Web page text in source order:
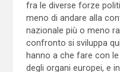
fra le diverse forze
meno di andare alla
nazionale più o meno
confronto si sviluppa
hanno a che fare con
degli organi europei, e